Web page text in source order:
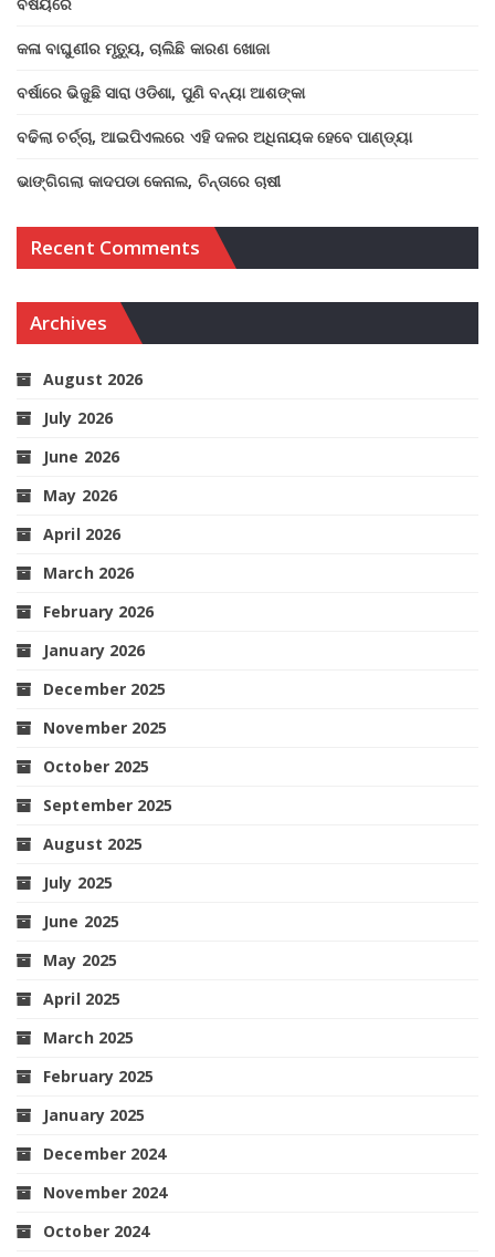
କଳା ବାଘୁଣୀର ମୃତ୍ୟୁ, ଚାଲିଛି କାରଣ ଖୋଜା
ବର୍ଷାରେ ଭିଜୁଛି ସାରା ଓଡିଶା, ପୁଣି ବନ୍ୟା ଆଶଙ୍କା
ବଢିଲା ଚର୍ଚ୍ଚା, ଆଇପିଏଲରେ ଏହି ଦଳର ଅଧିନାୟକ ହେବେ ପାଣ୍ଡ୍ୟା
ଭାଙ୍ଗିଗଲା କାଦପଡା କେନାଲ, ଚିନ୍ତାରେ ଚାଷୀ
Recent Comments
Archives
August 2026
July 2026
June 2026
May 2026
April 2026
March 2026
February 2026
January 2026
December 2025
November 2025
October 2025
September 2025
August 2025
July 2025
June 2025
May 2025
April 2025
March 2025
February 2025
January 2025
December 2024
November 2024
October 2024